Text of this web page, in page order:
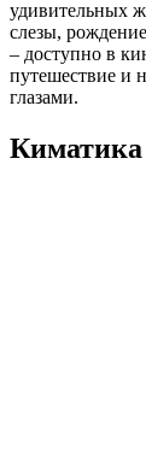
удивительных
слезы,
– доступно в
путешествие и
глазами.